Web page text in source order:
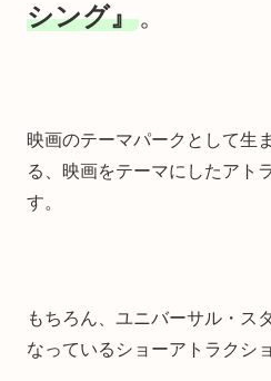
シング』。
映画のテーマパークとして生
る、映画をテーマにしたアト
す。
もちろん、ユニバーサル・ス
なっているショーアトラクシ